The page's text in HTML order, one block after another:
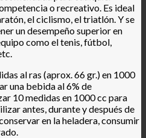
o recreativo. Es ideal
el ciclismo, el triatlón. Y se
un desempeño superior en
como el tenis, fútbol,
al ras (aprox. 66 gr.) en 1000
una bebida al 6% de
10 medidas en 1000 cc para
antes, durante y después de
en la heladera, consumir